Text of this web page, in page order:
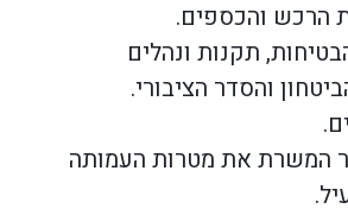
הרכש והכספים.
תקנות ונהלים
והסדר הציבורי.
המשרת את מטרות העמותה